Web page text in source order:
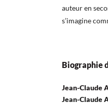
auteur en
s’imagine
Biographie
Jean-Claude
Jean-Claude